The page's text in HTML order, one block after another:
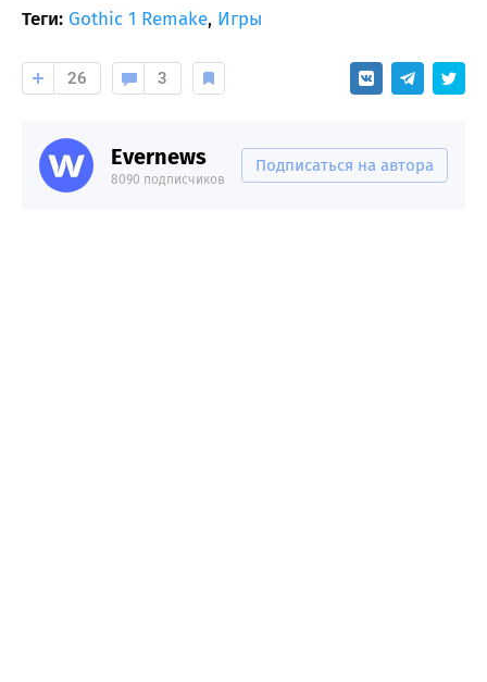
Теги: Gothic 1 Remake, Игры
26 3
Evernews
8090 подписчиков
Подписаться на автора